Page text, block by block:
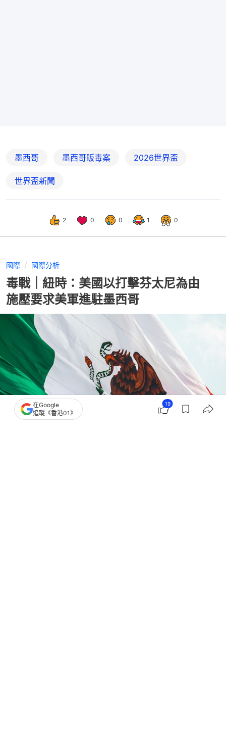
墨西哥 墨西哥販毒案 2026世界盃
世界盃新聞
2 0 0 1 0
國際 國際分析
毒戰｜紐時：美國以打擊芬太尼為由
施壓要求美軍進駐墨西哥
在Google
追蹤《香港01》
19